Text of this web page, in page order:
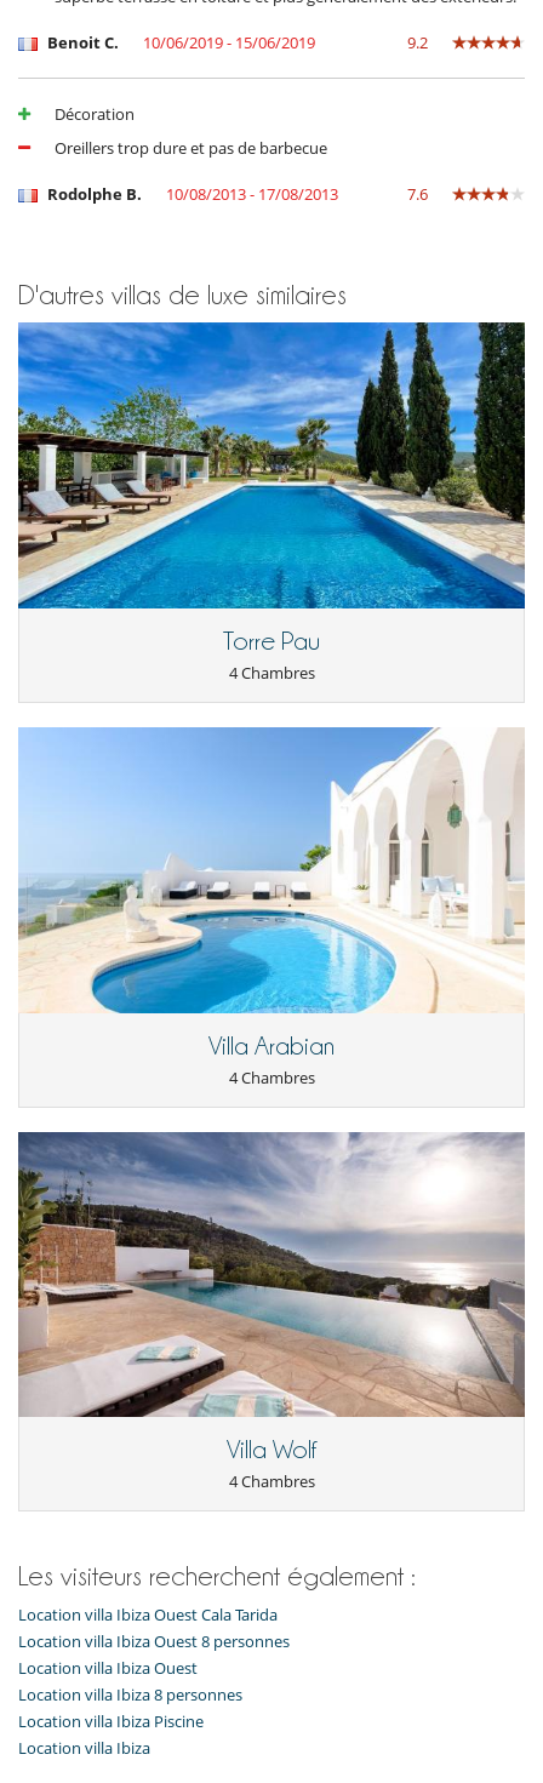
Benoit C. 10/06/2019 - 15/06/2019 9.2
Décoration
Oreillers trop dure et pas de barbecue
Rodolphe B. 10/08/2013 - 17/08/2013 7.6
D'autres villas de luxe similaires
Torre Pau
4 Chambres
Villa Arabian
4 Chambres
Villa Wolf
4 Chambres
Les visiteurs recherchent également :
Location villa Ibiza Ouest Cala Tarida
Location villa Ibiza Ouest 8 personnes
Location villa Ibiza Ouest
Location villa Ibiza 8 personnes
Location villa Ibiza Piscine
Location villa Ibiza